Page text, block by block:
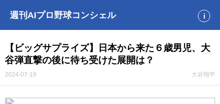
週刊AIプロ野球コンシェル i
【ビッグサプライズ】日本から来た６歳男児、大
谷弾直撃の後に待ち受けた展開は？
2024-07-19 大谷翔平